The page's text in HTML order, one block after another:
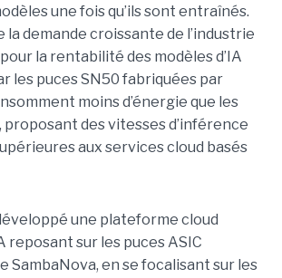
une fois qu’ils sont entraînés.
la demande croissante de l’industrie
la rentabilité des modèles d’IA
les puces SN50 fabriquées par
moins d’énergie que les
proposant des vitesses d’inférence
aux services cloud basés
une plateforme cloud
reposant sur les puces ASIC
SambaNova, en se focalisant sur les